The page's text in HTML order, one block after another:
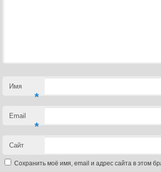
Имя
*
Email
*
Сайт
Сохранить моё имя, email и адрес сайта в этом